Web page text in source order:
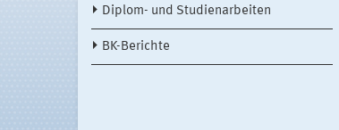
Diplom- und Studienarbeiten
BK-Berichte